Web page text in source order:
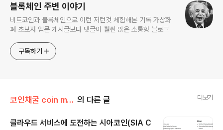
블록체인 주변 이야기
비트코인과 블록체인으로 이런 저런것 체험해본 기록 가상화
폐 초보자 입문 게시글보다 댓글이 훨씬 많은 소통형 블로그
구독하기
코인채굴 coin mining/시아코인 SIACOIN 의 다른 글 더보기
클라우드 서비스에 도전하는 시아코인(SIA C